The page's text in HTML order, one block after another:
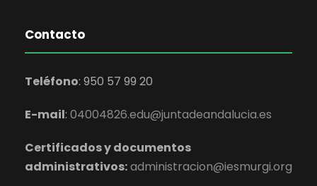
Contacto
Teléfono: 950 57 99 20
E-mail: 04004826.edu@juntadeandalucia.es
Certificados y documentos
administrativos:administracion@iesmurgi.org